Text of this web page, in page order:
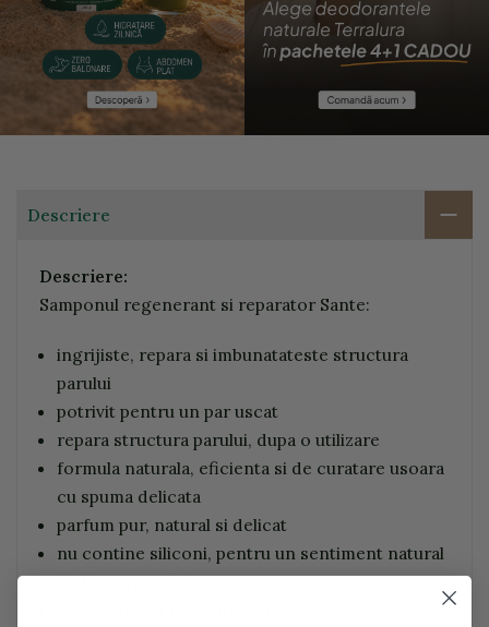
Descriere
Descriere:
Samponul regenerant si reparator Sante:
ingrijiste, repara si imbunatateste structura
parului
potrivit pentru un par uscat
repara structura parului, dupa o utilizare
formula naturala, eficienta si de curatare usoara
cu spuma delicata
parfum pur, natural si delicat
nu contine siliconi, pentru un sentiment natural
de bine a parului